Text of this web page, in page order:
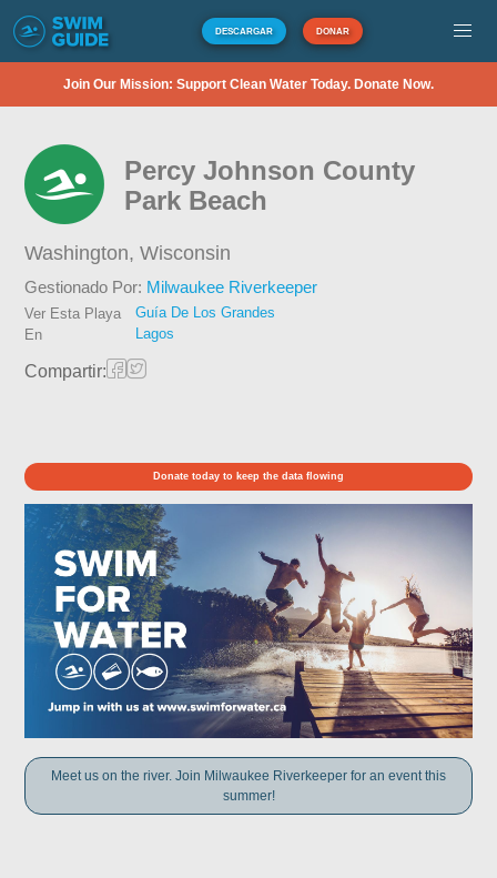
DESCARGAR DONAR
Join Our Mission: Support Clean Water Today. Donate Now.
Percy Johnson County
Park Beach
Washington,Wisconsin
Gestionado Por: Milwaukee Riverkeeper
Ver Esta Playa
En
Guía De Los Grandes
Lagos
Compartir:
Donate today to keep the data flowing
Meet us on the river. Join Milwaukee Riverkeeper for an event this
summer!